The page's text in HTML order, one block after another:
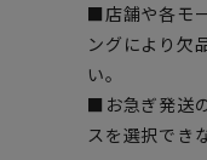
■店舗や各モ
ングにより欠
い。
■お急ぎ発送
スを選択でき